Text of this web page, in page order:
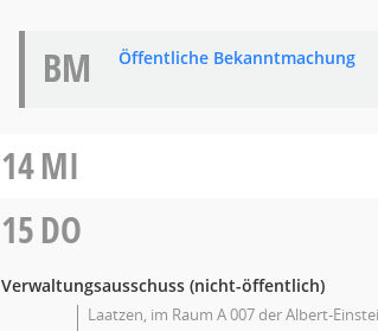
BM Öffentliche Bekanntmachung
14MI
15DO
Verwaltungsausschuss (nicht-öffentlich)
Laatzen, im Raum A 007 der Albert-